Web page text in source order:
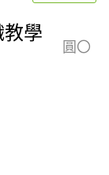
教學
圓〇